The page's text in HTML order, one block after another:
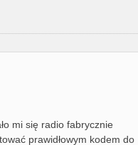
mi się radio fabrycznie
prawidłowym kodem do